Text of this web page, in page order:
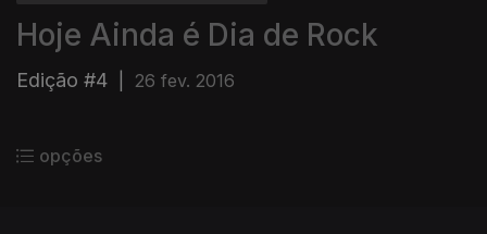
Hoje Ainda é Dia de Rock
Edição #4 26 fev. 2016
opções